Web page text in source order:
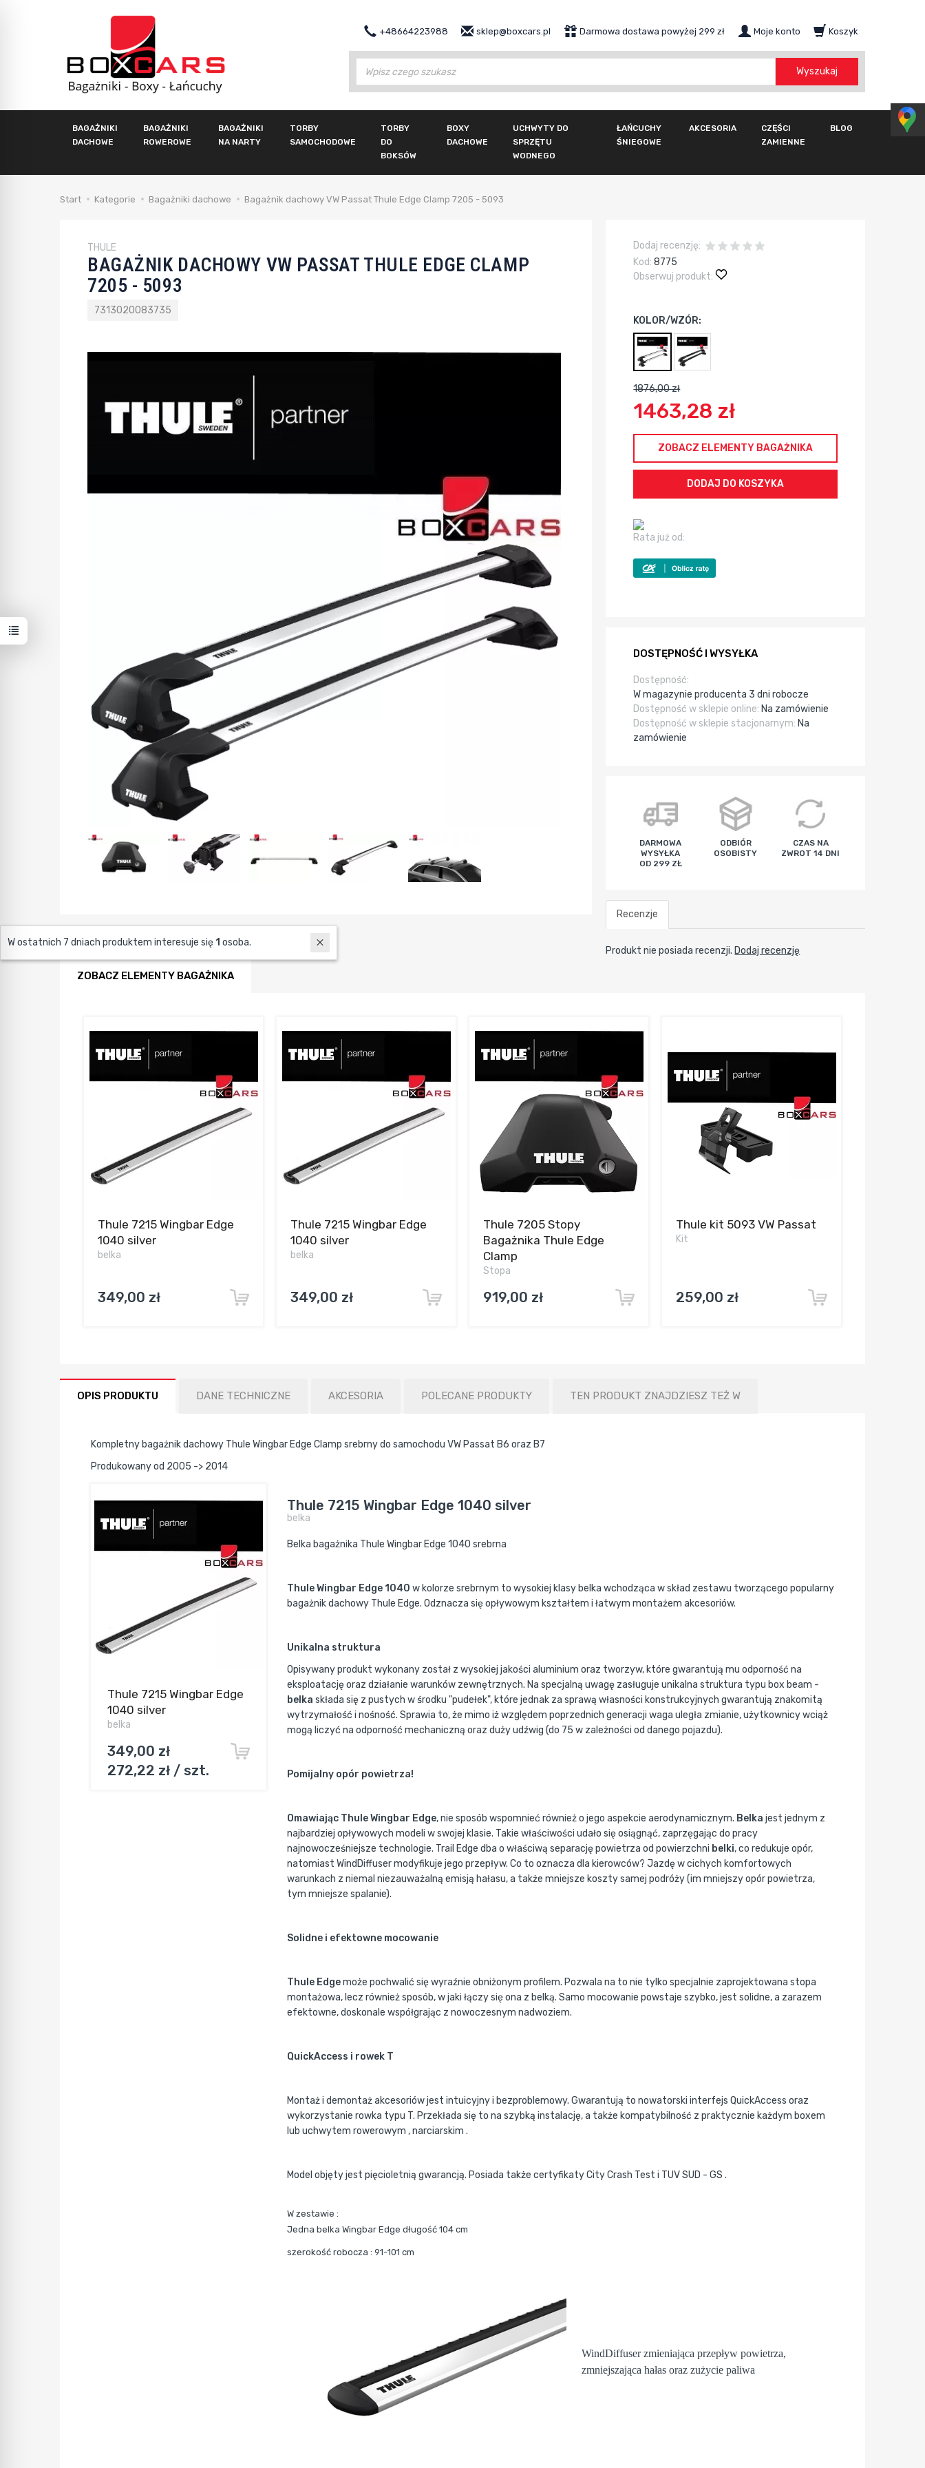
+48664223988 Darmowa dostawa powyżej 299 zł
sklep@boxcars.pl Moje konto Koszyk
Wyszukaj
BAGAŻNIKI
DACHOWE
BAGAŻNIKI
ROWEROWE
BAGAŻNIKI
NA NARTY
TORBY
SAMOCHODOWE
TORBY
DO
BOKSÓW
BOXY
DACHOWE
UCHWYTY DO
SPRZĘTU
WODNEGO
ŁAŃCUCHY
ŚNIEGOWE
AKCESORIA
CZĘŚCI
ZAMIENNE
BLOG
Start Kategorie Bagażniki dachowe Bagażnik dachowy VW Passat Thule Edge Clamp 7205 - 5093
THULE
BAGAŻNIK DACHOWY VW PASSAT THULE EDGE CLAMP
7205 - 5093
7313020083735
Dodaj recenzję:
Kod: 8775
Obserwuj produkt:
KOLOR/WZÓR:
1876,00 zł
1463,28 zł
ZOBACZ ELEMENTY BAGAŻNIKA
Rata już od:
DOSTĘPNOŚĆ I WYSYŁKA
Dostępność:
W magazynie producenta 3 dni robocze
Dostępność w sklepie online: Na zamówienie
Dostępność w sklepie stacjonarnym: Na
zamówienie
DARMOWA
WYSYŁKA
OD 299 ZŁ
ODBIÓR
OSOBISTY
CZAS NA
ZWROT 14 DNI
Recenzje
Produkt nie posiada recenzji. Dodaj recenzję
ZOBACZ ELEMENTY BAGAŻNIKA
Thule 7215 Wingbar Edge
1040 silver
belka
349,00 zł
Thule 7215 Wingbar Edge
1040 silver
belka
349,00 zł
Thule 7205 Stopy
Bagażnika Thule Edge
Clamp
Stopa
919,00 zł
Thule kit 5093 VW Passat
Kit
259,00 zł
OPIS PRODUKTU DANE TECHNICZNE AKCESORIA POLECANE PRODUKTY TEN PRODUKT ZNAJDZIESZ TEŻ W
Kompletny bagażnik dachowy Thule Wingbar Edge Clamp srebrny do samochodu VW Passat B6 oraz B7
Produkowany od 2005 -> 2014
Thule 7215 Wingbar Edge
1040 silver
belka
349,00 zł
272,22 zł / szt.
Thule 7215 Wingbar Edge 1040 silver
belka
Belka bagażnika Thule Wingbar Edge 1040 srebrna
Thule Wingbar Edge 1040 w kolorze srebrnym to wysokiej klasy belka wchodząca w skład zestawu tworzącego popularny
bagażnik dachowy Thule Edge. Odznacza się opływowym kształtem i łatwym montażem akcesoriów.
Unikalna struktura
Opisywany produkt wykonany został z wysokiej jakości aluminium oraz tworzyw, które gwarantują mu odporność na
eksploatację oraz działanie warunków zewnętrznych. Na specjalną uwagę zasługuje unikalna struktura typu box beam -
belka składa się z pustych w środku "pudełek", które jednak za sprawą własności konstrukcyjnych gwarantują znakomitą
wytrzymałość i nośność. Sprawia to, że mimo iż względem poprzednich generacji waga uległa zmianie, użytkownicy wciąż
mogą liczyć na odporność mechaniczną oraz duży udźwig (do 75 w zależności od danego pojazdu).
Pomijalny opór powietrza!
Omawiając Thule Wingbar Edge, nie sposób wspomnieć również o jego aspekcie aerodynamicznym. Belka jest jednym z
najbardziej opływowych modeli w swojej klasie. Takie właściwości udało się osiągnąć, zaprzęgając do pracy
najnowocześniejsze technologie. Trail Edge dba o właściwą separację powietrza od powierzchni belki, co redukuje opór,
natomiast WindDiffuser modyfikuje jego przepływ. Co to oznacza dla kierowców? Jazdę w cichych komfortowych
warunkach z niemal niezauważalną emisją hałasu, a także mniejsze koszty samej podróży (im mniejszy opór powietrza,
tym mniejsze spalanie).
Solidne i efektowne mocowanie
Thule Edgemoże pochwalić się wyraźnie obniżonym profilem. Pozwala na to nie tylko specjalnie zaprojektowana stopa
montażowa, lecz również sposób, w jaki łączy się ona z belką. Samo mocowanie powstaje szybko, jest solidne, a zarazem
efektowne, doskonale współgrając z nowoczesnym nadwoziem.
QuickAccess i rowek T
Montaż i demontaż akcesoriów jest intuicyjny i bezproblemowy. Gwarantują to nowatorski interfejs QuickAccess oraz
wykorzystanie rowka typu T. Przekłada się to na szybką instalację, a także kompatybilność z praktycznie każdym boxem
lub uchwytem rowerowym , narciarskim .
Model objęty jest pięcioletnią gwarancją. Posiada także certyfikaty City Crash Test i TUV SUD - GS .
W zestawie :
Jedna belka Wingbar Edge długość 104 cm
szerokość robocza : 91-101 cm
WindDiffuserzmieniająca przepływ powietrza,
zmniejszająca hałas oraz zużycie paliwa
W ostatnich 7 dniach produktem interesuje się 1 osoba.